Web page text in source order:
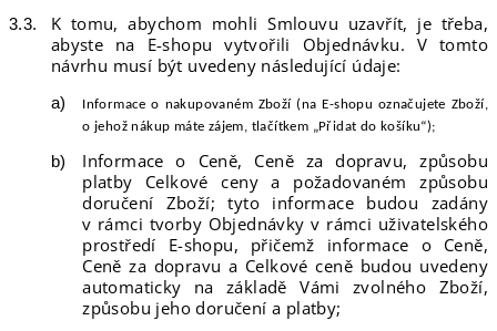
K tomu, abychom mohli Smlouvu uzavřít, je třeba,
abyste na E-shopu vytvořili Objednávku. V tomto
návrhu musí být uvedeny následující údaje:
Informace o nakupovaném Zboží (na E-shopu označujete Zboží,
o jehož nákup máte zájem, tlačítkem „Přidat do košíku“);
Informace o Ceně, Ceně za dopravu, způsobu
platby Celkové ceny a požadovaném způsobu
doručení Zboží; tyto informace budou zadány
v rámci tvorby Objednávky v rámci uživatelského
prostředí E-shopu, přičemž informace o Ceně,
Ceně za dopravu a Celkové ceně budou uvedeny
automaticky na základě Vámi zvolného Zboží,
způsobu jeho doručení a platby;